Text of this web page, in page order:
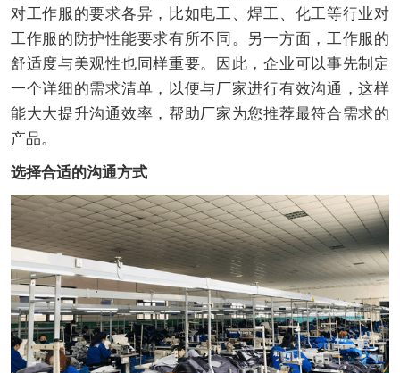
对工作服的要求各异，比如电工、焊工、化工等行业对
工作服的防护性能要求有所不同。另一方面，工作服的
舒适度与美观性也同样重要。因此，企业可以事先制定
一个详细的需求清单，以便与厂家进行有效沟通，这样
能大大提升沟通效率，帮助厂家为您推荐最符合需求的
产品。
选择合适的沟通方式